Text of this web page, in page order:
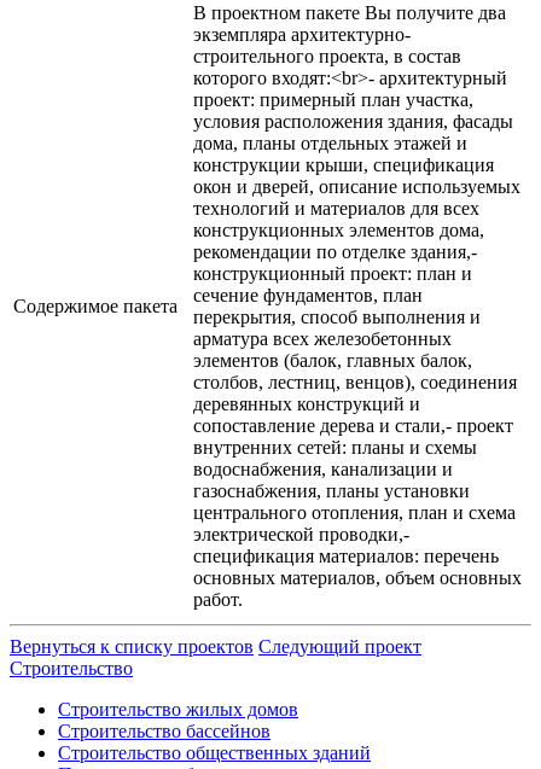
Содержимое пакета
В проектном пакете Вы получите два
экземпляра архитектурно-
строительного проекта, в состав
которого входят:<br>- архитектурный
проект: примерный план участка,
условия расположения здания, фасады
дома, планы отдельных этажей и
конструкции крыши, спецификация
окон и дверей, описание используемых
технологий и материалов для всех
конструкционных элементов дома,
рекомендации по отделке здания,-
конструкционный проект: план и
сечение фундаментов, план
перекрытия, способ выполнения и
арматура всех железобетонных
элементов (балок, главных балок,
столбов, лестниц, венцов), соединения
деревянных конструкций и
сопоставление дерева и стали,- проект
внутренних сетей: планы и схемы
водоснабжения, канализации и
газоснабжения, планы установки
центрального отопления, план и схема
электрической проводки,-
спецификация материалов: перечень
основных материалов, объем основных
работ.
Вернуться к списку проектов Следующий проект
Строительство
Строительство жилых домов
Строительство бассейнов
Строительство общественных зданий